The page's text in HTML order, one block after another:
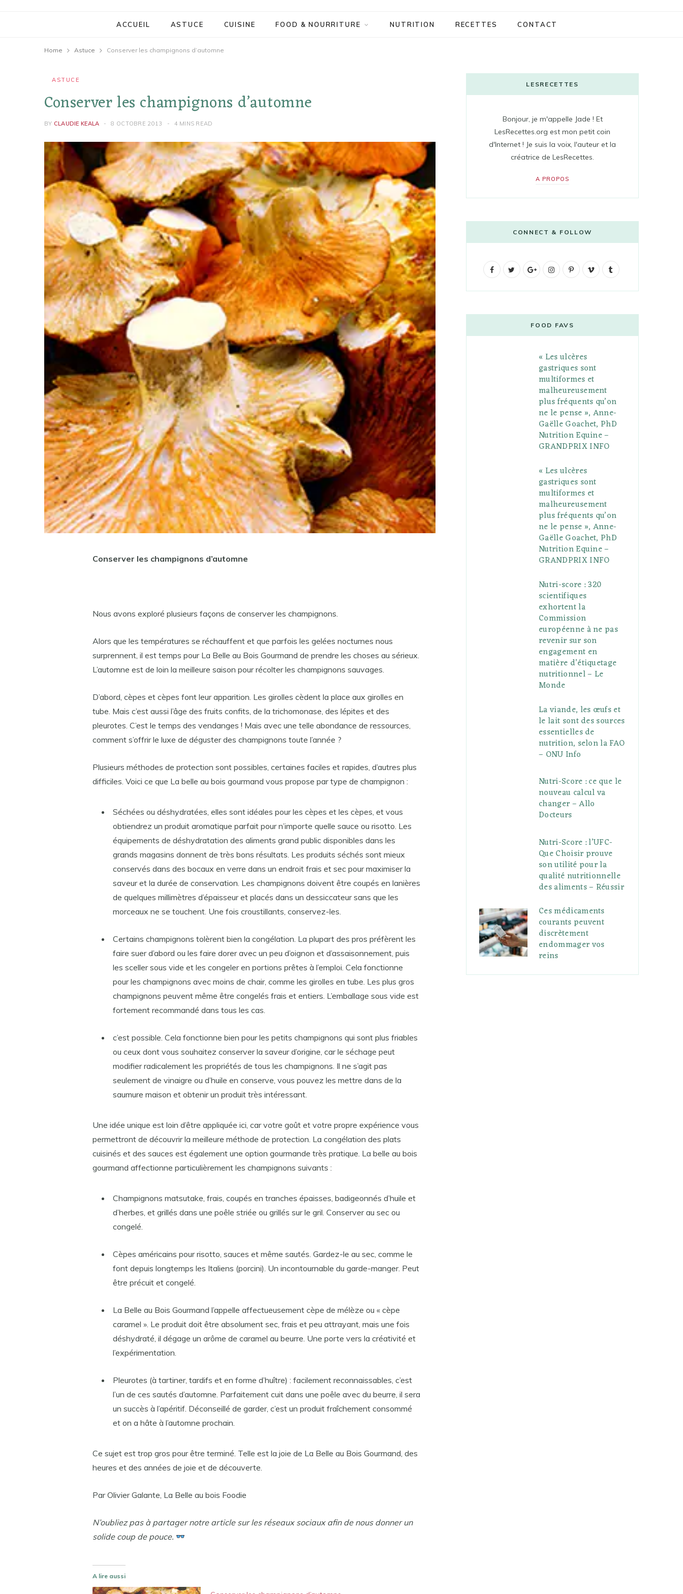
ACCUEIL ASTUCE CUISINE FOOD & NOURRITURE NUTRITION RECETTES CONTACT
Home Astuce Conserver les champignons d’automne
ASTUCE
Conserver les champignons d’automne
BY CLAUDIE KEALA 8 OCTOBRE 2013 4 MINS READ
Conserver les champignons d’automne
Nous avons exploré plusieurs façons de conserver les champignons.
Alors que les températures se réchauffent et que parfois les gelées nocturnes nous
surprennent, il est temps pour La Belle au Bois Gourmand de prendre les choses au sérieux.
L’automne est de loin la meilleure saison pour récolter les champignons sauvages.
D’abord, cèpes et cèpes font leur apparition. Les girolles cèdent la place aux girolles en
tube. Mais c’est aussi l’âge des fruits confits, de la trichomonase, des lépites et des
pleurotes. C’est le temps des vendanges ! Mais avec une telle abondance de ressources,
comment s’offrir le luxe de déguster des champignons toute l’année ?
Plusieurs méthodes de protection sont possibles, certaines faciles et rapides, d’autres plus
difficiles. Voici ce que La belle au bois gourmand vous propose par type de champignon :
Séchées ou déshydratées, elles sont idéales pour les cèpes et les cèpes, et vous
obtiendrez un produit aromatique parfait pour n’importe quelle sauce ou risotto. Les
équipements de déshydratation des aliments grand public disponibles dans les
grands magasins donnent de très bons résultats. Les produits séchés sont mieux
conservés dans des bocaux en verre dans un endroit frais et sec pour maximiser la
saveur et la durée de conservation. Les champignons doivent être coupés en lanières
de quelques millimètres d’épaisseur et placés dans un dessiccateur sans que les
morceaux ne se touchent. Une fois croustillants, conservez-les.
Certains champignons tolèrent bien la congélation. La plupart des pros préfèrent les
faire suer d’abord ou les faire dorer avec un peu d’oignon et d’assaisonnement, puis
les sceller sous vide et les congeler en portions prêtes à l’emploi. Cela fonctionne
pour les champignons avec moins de chair, comme les girolles en tube. Les plus gros
champignons peuvent même être congelés frais et entiers. L’emballage sous vide est
fortement recommandé dans tous les cas.
c’est possible. Cela fonctionne bien pour les petits champignons qui sont plus friables
ou ceux dont vous souhaitez conserver la saveur d’origine, car le séchage peut
modifier radicalement les propriétés de tous les champignons. Il ne s’agit pas
seulement de vinaigre ou d’huile en conserve, vous pouvez les mettre dans de la
saumure maison et obtenir un produit très intéressant.
Une idée unique est loin d’être appliquée ici, car votre goût et votre propre expérience vous
permettront de découvrir la meilleure méthode de protection. La congélation des plats
cuisinés et des sauces est également une option gourmande très pratique. La belle au bois
gourmand affectionne particulièrement les champignons suivants :
Champignons matsutake, frais, coupés en tranches épaisses, badigeonnés d’huile et
d’herbes, et grillés dans une poêle striée ou grillés sur le gril. Conserver au sec ou
congelé.
Cèpes américains pour risotto, sauces et même sautés. Gardez-le au sec, comme le
font depuis longtemps les Italiens (porcini). Un incontournable du garde-manger. Peut
être précuit et congelé.
La Belle au Bois Gourmand l’appelle affectueusement cèpe de mélèze ou « cèpe
caramel ». Le produit doit être absolument sec, frais et peu attrayant, mais une fois
déshydraté, il dégage un arôme de caramel au beurre. Une porte vers la créativité et
l’expérimentation.
Pleurotes (à tartiner, tardifs et en forme d’huître) : facilement reconnaissables, c’est
l’un de ces sautés d’automne. Parfaitement cuit dans une poêle avec du beurre, il sera
un succès à l’apéritif. Déconseillé de garder, c’est un produit fraîchement consommé
et on a hâte à l’automne prochain.
Ce sujet est trop gros pour être terminé. Telle est la joie de La Belle au Bois Gourmand, des
heures et des années de joie et de découverte.
Par Olivier Galante, La Belle au bois Foodie
N’oubliez pas à partager notre article sur les réseaux sociaux afin de nous donner un
solide coup de pouce.
A lire aussi
LESRECETTES
Bonjour, je m'appelle Jade ! Et
LesRecettes.org est mon petit coin
d'Internet ! Je suis la voix, l'auteur et la
créatrice de LesRecettes.
A PROPOS
CONNECT & FOLLOW
F
b
t
G
g
l
e
P
u
s
I
t
a
g
r
a
P
e
r
e
s
V
o
l
FOOD FAVS
« Les ulcères
gastriques sont
multiformes et
malheureusement
plus fréquents qu’on
ne le pense », Anne-
Gaëlle Goachet, PhD
Nutrition Equine –
GRANDPRIX INFO
« Les ulcères
gastriques sont
multiformes et
malheureusement
plus fréquents qu’on
ne le pense », Anne-
Gaëlle Goachet, PhD
Nutrition Equine –
GRANDPRIX INFO
Nutri-score : 320
scientifiques
exhortent la
Commission
européenne à ne pas
revenir sur son
engagement en
matière d’étiquetage
nutritionnel – Le
Monde
La viande, les œufs et
le lait sont des sources
essentielles de
nutrition, selon la FAO
– ONU Info
Nutri-Score : ce que le
nouveau calcul va
changer – Allo
Docteurs
Nutri-Score : l’UFC-
Que Choisir prouve
son utilité pour la
qualité nutritionnelle
des aliments – Réussir
Ces médicaments
courants peuvent
discrètement
endommager vos
reins